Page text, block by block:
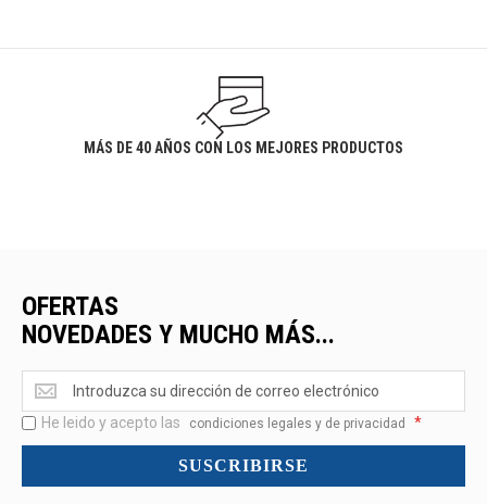
MÁS DE 40 AÑOS CON LOS MEJORES PRODUCTOS
OFERTAS
NOVEDADES Y MUCHO MÁS...
Ofertas
<br>Novedades
y
mucho
He leido y acepto las condiciones legales y de privacidad *
SUSCRIBIRSE